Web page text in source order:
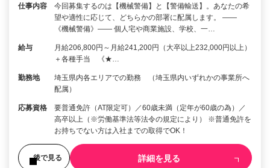
仕事内容
今回募集するのは【機械警備】と【警備輸送】。あなたの希
望や適性に応じて、どちらかの部署に配属します。 ――
《機械警備》―― 個人宅や商業施設、学校、一…
給与
月給206,800円～月給241,200円（大卒以上232,000円以上）
＋各種手当 《★…
勤務地
埼玉県内各エリアでの勤務 （埼玉県内いずれかの事業所へ
配属）
応募資格
要普通免許（AT限定可）／60歳未満（定年が60歳の為）／
高卒以上（※労働基準法等法令の規定により） ※普通免許を
お持ちでない方は入社までの取得でOK！
後で見る 詳細を見る